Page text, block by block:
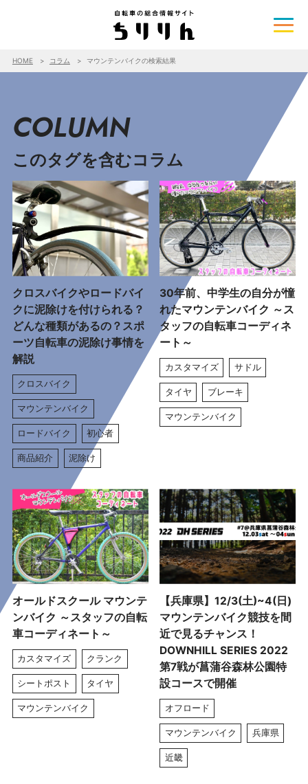
HOME コラム マウンテンバイクの検索結果
COLUMN
このタグを含むコラム
クロスバイクやロードバイ
クに泥除けを付けられる？
どんな種類があるの？スポ
ーツ自転車の泥除け事情を
解説
クロスバイク
マウンテンバイク
ロードバイク 初心者
商品紹介 泥除け
30年前、中学生の自分が憧
れたマウンテンバイク ～ス
タッフの自転車コーディネ
ート～
カスタマイズ サドル
タイヤ ブレーキ
マウンテンバイク
オールドスクール マウンテ
ンバイク ～スタッフの自転
車コーディネート～
カスタマイズ クランク
シートポスト タイヤ
マウンテンバイク
【兵庫県】12/3(土)~4(日)
マウンテンバイク競技を間
近で見るチャンス！
DOWNHILL SERIES 2022
第7戦が菖蒲谷森林公園特
設コースで開催
オフロード
マウンテンバイク 兵庫県
近畿